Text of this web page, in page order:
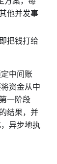
他并发事
把钱打给
中间账
资金从中
一阶段
结果，并
异步地执